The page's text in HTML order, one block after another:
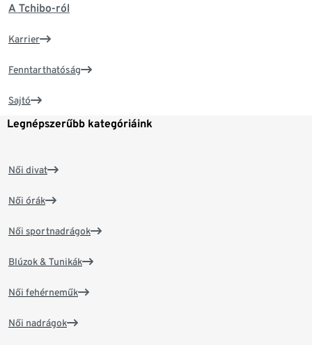
A Tchibo-ról
Karrier
Fenntarthatóság
Sajtó
Legnépszerűbb kategóriáink
Női divat
Női órák
Női sportnadrágok
Blúzok & Tunikák
Női fehérneműk
Női nadrágok